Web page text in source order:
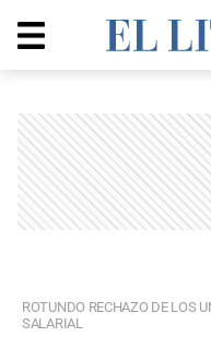
ROTUNDO RECHAZO DE LOS
SALARIAL